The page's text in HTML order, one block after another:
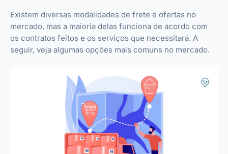
Existem diversas modalidades de frete e ofertas no
mercado, mas a maioria delas funciona de acordo com
os contratos feitos e os serviços que necessitará. A
seguir, veja algumas opções mais comuns no mercado.